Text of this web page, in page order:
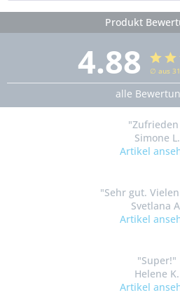
Produkt
4.88 ∅ aus
alle
Simone L.
Artikel
"Sehr gut.
Svetlana
Artikel
"Super!"
Helene K.
Artikel